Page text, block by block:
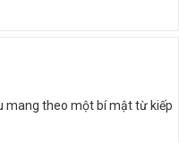
mang theo một bí mật từ kiếp